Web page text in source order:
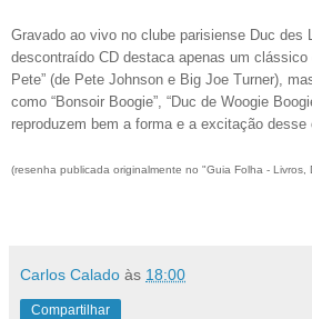
Gravado ao vivo no clube parisiense Duc des
descontraído CD destaca apenas um clássico
Pete” (de Pete Johnson e Big Joe Turner),
como “Bonsoir Boogie”, “Duc de Woogie
reproduzem bem a forma e a excitação desse
(resenha publicada originalmente no "Guia Folha - Livros,
Carlos Calado às 18:00
Compartilhar